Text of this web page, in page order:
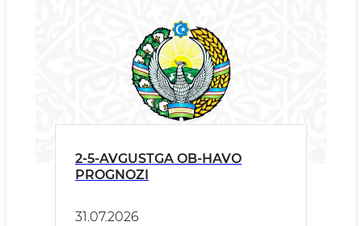
2-5-AVGUSTGA OB-HAVO
PROGNOZI
31.07.2026